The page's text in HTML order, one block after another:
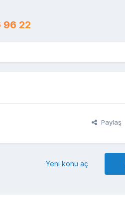
96 22
Paylaş
Yeni konu aç